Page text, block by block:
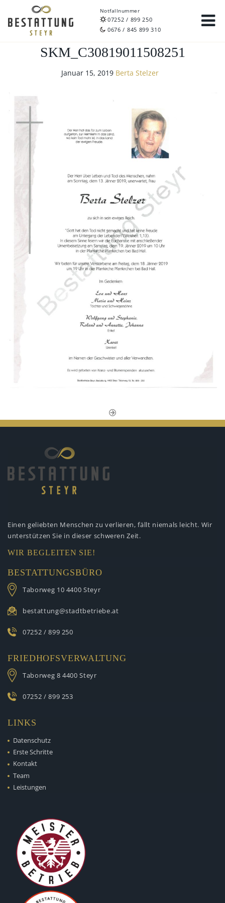
Notfallnummer
07252 / 899 250
0676 / 845 899 310
SKM_C30819011508251
Januar 15, 2019 Berta Stelzer
Einen geliebten Menschen zu verlieren, fällt niemals leicht. Wir
unterstützen Sie in dieser schweren Zeit.
WIR BEGLEITEN SIE!
BESTATTUNGSBÜRO
Taborweg 10 4400 Steyr
bestattung@stadtbetriebe.at
07252 / 899 250
FRIEDHOFSVERWALTUNG
Taborweg 8 4400 Steyr
07252 / 899 253
LINKS
Datenschutz
Erste Schritte
Kontakt
Team
Leistungen